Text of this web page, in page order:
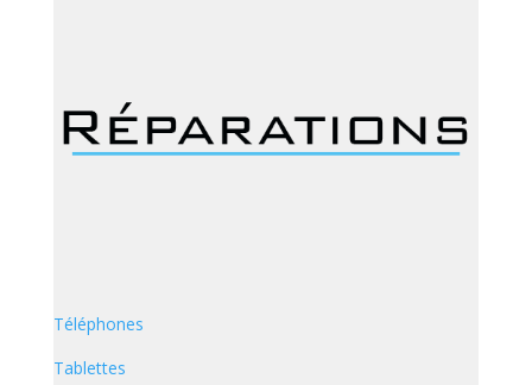
Téléphones
Tablettes